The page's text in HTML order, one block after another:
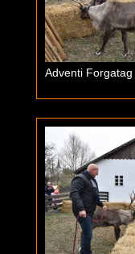
Adventi Forgatag